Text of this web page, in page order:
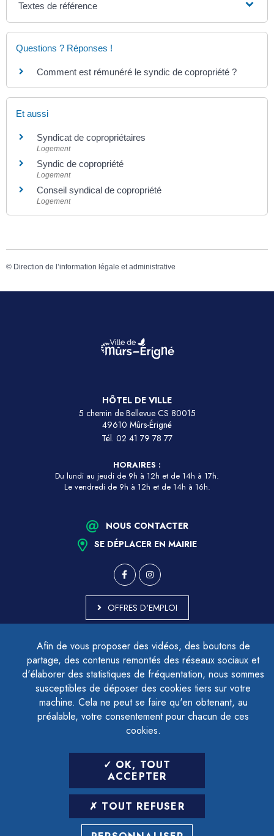
Afin de vous proposer des vidéos, des boutons de
partage, des contenus remontés des réseaux sociaux et
d'élaborer des statistiques de fréquentation, nous sommes
susceptibles de déposer des cookies tiers sur votre
machine. Cela ne peut se faire qu'en obtenant, au
préalable, votre consentement pour chacun de ces
cookies.
OK, TOUT
ACCEPTER
TOUT REFUSER
Textes de référence
Questions ? Réponses !
Comment est rémunéré le syndic de copropriété ?
Et aussi
Syndicat de copropriétaires
Logement
Syndic de copropriété
Logement
Conseil syndical de copropriété
Logement
© Direction de l’information légale et administrative
HÔTEL DE VILLE
5 chemin de Bellevue CS 80015
49610 Mûrs-Érigné
Tél. 02 41 79 78 77
HORAIRES :
Du lundi au jeudi de 9h à 12h et de 14h à 17h.
Le vendredi de 9h à 12h et de 14h à 16h.
NOUS CONTACTER
SE DÉPLACER EN MAIRIE
OFFRES D'EMPLOI
ACCESSIBILITÉ - PARTIELLEMENT CONFORME
PLAN DU SITE
MENTIONS LÉGALES
CONTACTER LE DÉLÉGUÉ À LA PROTECTION DES DONNÉES
GESTION DES COOKIES
LETTRE D'INFORMATION
SAISIR VOTRE ADRESSE E-MAIL
POUR VOUS INSCRIRE :
ARCHIVES DÉSINSCRIPTION